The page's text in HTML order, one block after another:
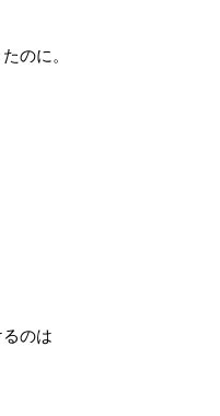
のに。
るのは